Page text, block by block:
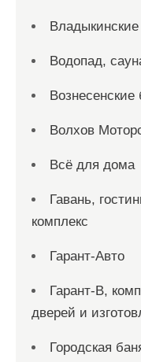
Водопад,
Вознесенские
Волхов
Всё для дома
Гавань,
комплекс
Гарант-Авто
Гарант-В,
дверей и
Городская